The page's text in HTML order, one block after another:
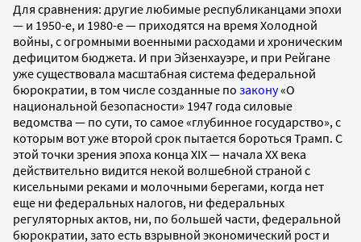
Для сравнения: другие любимые республиканцами эпохи
— и 1950-е, и 1980-е — приходятся на время Холодной
войны, с огромными военными расходами и хроническим
дефицитом бюджета. И при Эйзенхауэре, и при Рейгане
уже существовала масштабная система федеральной
бюрократии, в том числе созданные по закону«О
национальной безопасности» 1947 года силовые
ведомства — по сути, то самое «глубинное государство», с
которым вот уже второй срок пытается бороться Трамп. С
этой точки зрения эпоха конца XIX — начала XX века
действительно видится некой волшебной страной с
кисельными реками и молочными берегами, когда нет
еще ни федеральных налогов, ни федеральных
регуляторных актов, ни, по большей части, федеральной
бюрократии, зато есть взрывной экономический рост и